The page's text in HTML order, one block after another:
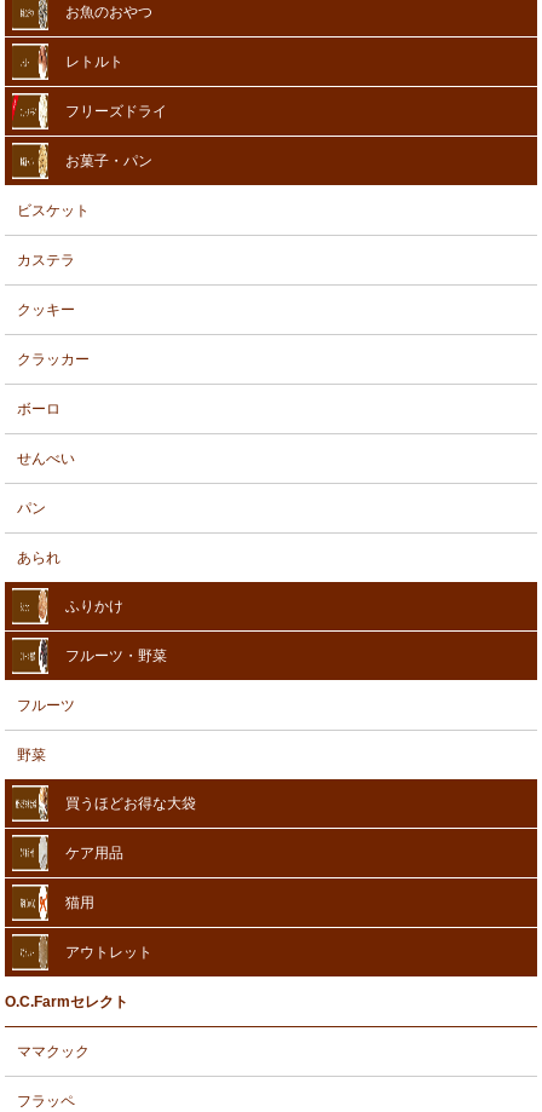
お魚のおやつ
レトルト
フリーズドライ
お菓子・パン
ビスケット
カステラ
クッキー
クラッカー
ボーロ
せんべい
パン
あられ
ふりかけ
フルーツ・野菜
フルーツ
野菜
買うほどお得な大袋
ケア用品
猫用
アウトレット
O.C.Farmセレクト
ママクック
フラッペ